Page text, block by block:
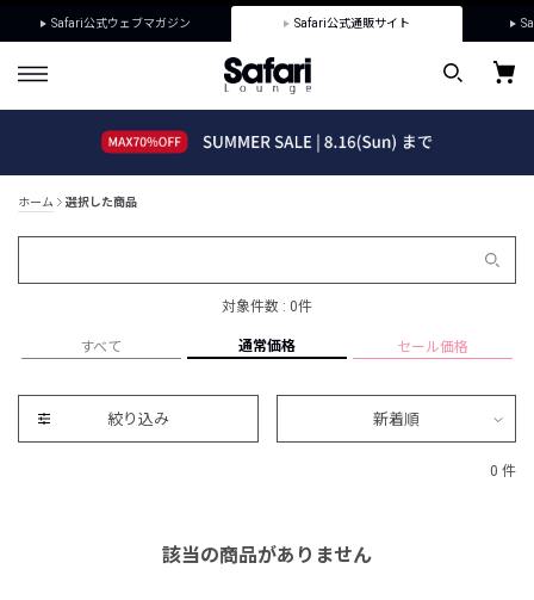
Safari公式ウェブマガジン Safari公式通販サイト
ホーム 選択した商品
対象件数 : 0件
すべて 通常価格 セール価格
絞り込み 新着順
0 件
該当の商品がありません